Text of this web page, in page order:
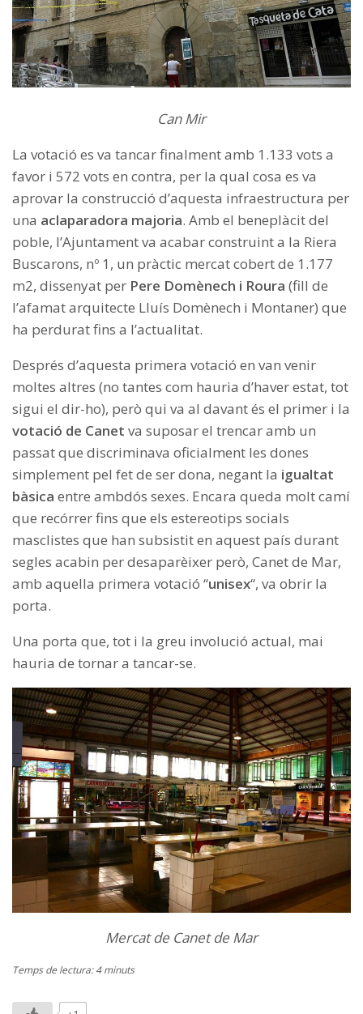
Can Mir
La votació es va tancar finalment amb 1.133 vots a
favor i 572 vots en contra, per la qual cosa es va
aprovar la construcció d’aquesta infraestructura per
una aclaparadora majoria. Amb el beneplàcit del
poble, l’Ajuntament va acabar construint a la Riera
Buscarons, nº 1, un pràctic mercat cobert de 1.177
m2, dissenyat per Pere Domènech i Roura (fill de
l’afamat arquitecte Lluís Domènech i Montaner) que
ha perdurat fins a l’actualitat.
Després d’aquesta primera votació en van venir
moltes altres (no tantes com hauria d’haver estat, tot
sigui el dir-ho), però qui va al davant és el primer i la
votació de Canet va suposar el trencar amb un
passat que discriminava oficialment les dones
simplement pel fet de ser dona, negant la igualtat
bàsica entre ambdós sexes. Encara queda molt camí
que recórrer fins que els estereotips socials
masclistes que han subsistit en aquest país durant
segles acabin per desaparèixer però, Canet de Mar,
amb aquella primera votació “unisex“, va obrir la
porta.
Una porta que, tot i la greu involució actual, mai
hauria de tornar a tancar-se.
Mercat de Canet de Mar
Temps de lectura: 4 minuts